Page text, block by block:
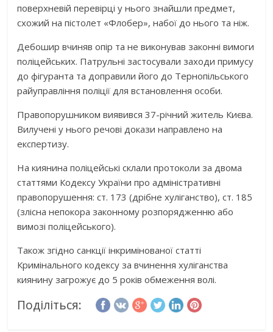
поверхневій перевірці у нього знайшли предмет,
схожий на пістолет «Флобер», набої до нього та ніж.
Дебошир вчиняв опір та не виконував законні вимоги
поліцейських. Патрульні застосували заходи примусу
до фігуранта та доправили його до Тернопільського
райуправління поліції для встановлення особи.
Правопорушником виявився 37-річний житель Києва.
Вилучені у нього речові докази направлено на
експертизу.
На киянина поліцейські склали протоколи за двома
статтями Кодексу України про адміністративні
правопорушення: ст. 173 (дрібне хуліганство), ст. 185
(злісна непокора законному розпорядженню або
вимозі поліцейського).
Також згідно санкції інкримінованої статті
Кримінального кодексу за вчинення хуліганства
киянину загрожує до 5 років обмеження волі.
Поділіться: